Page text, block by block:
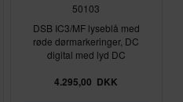
50103
DSB IC3/MF lyseblå med
røde dørmarkeringer, DC
digital med lyd DC
4.295,00 DKK